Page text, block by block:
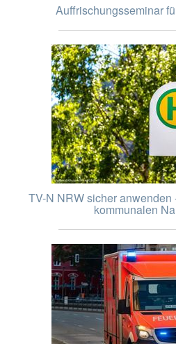
Auffrischungsseminar
TV-N NRW sicher
kommunalen